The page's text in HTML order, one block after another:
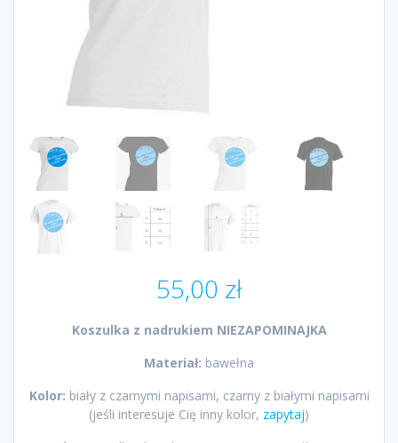
55,00 zł
Koszulka z nadrukiem NIEZAPOMINAJKA
Materiał: bawełna
Kolor: biały z czarnymi napisami, czarny z białymi napisami
(jeśli interesuje Cię inny kolor, zapytaj)